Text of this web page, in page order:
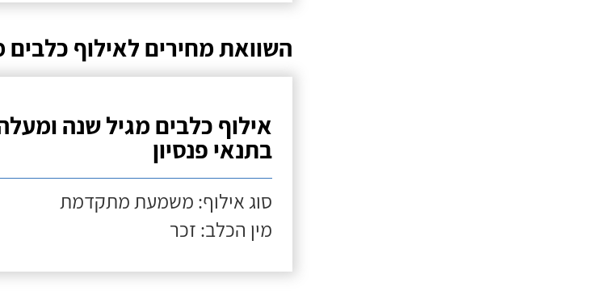
השוואת מחירים לאילוף
אילוף כלבים מגיל שנה
בתנאי פנסיון
סוג אילוף: משמעת מתקדמת
מין הכלב: זכר